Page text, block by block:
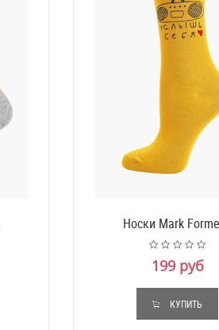
Носки Mark
199 руб
КУПИТЬ